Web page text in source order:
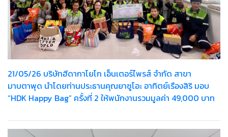
21/05/26 บริษัทฮีดากาโยโก เอ็นเตอร์ไพรส์ จำกัด สาขา
มาบตาพุด นำโดยท่านประธานคุณยาซูโอะ อาทิตย์เรืองสิริ มอบ
“HDK Happy Bag” ครั้งที่ 2 ให้พนักงานรวมมูลค่า 49,000 บาท